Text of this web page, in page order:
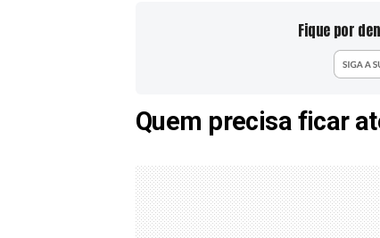
Fique por
Quem precisa ficar